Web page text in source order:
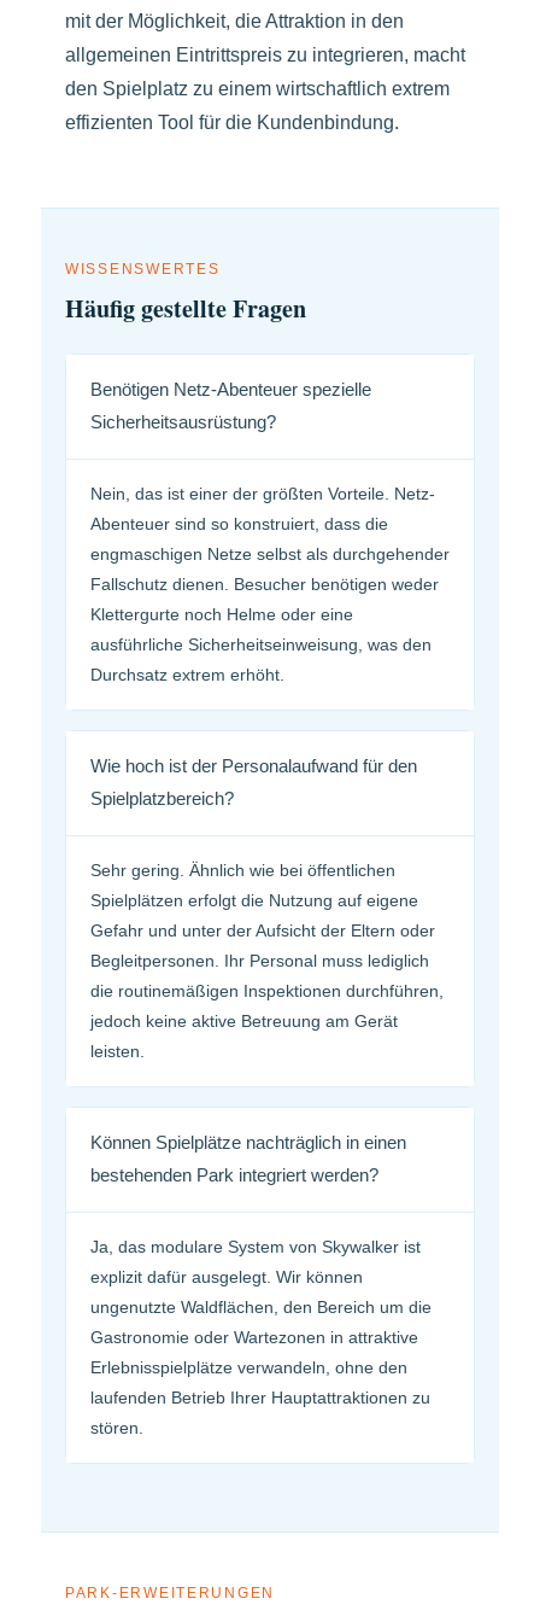
mit der Möglichkeit, die Attraktion in den
allgemeinen Eintrittspreis zu integrieren, macht
den Spielplatz zu einem wirtschaftlich extrem
effizienten Tool für die Kundenbindung.
WISSENSWERTES
Häufig gestellte Fragen
Benötigen Netz-Abenteuer spezielle
Sicherheitsausrüstung?
Nein, das ist einer der größten Vorteile. Netz-
Abenteuer sind so konstruiert, dass die
engmaschigen Netze selbst als durchgehender
Fallschutz dienen. Besucher benötigen weder
Klettergurte noch Helme oder eine
ausführliche Sicherheitseinweisung, was den
Durchsatz extrem erhöht.
Wie hoch ist der Personalaufwand für den
Spielplatzbereich?
Sehr gering. Ähnlich wie bei öffentlichen
Spielplätzen erfolgt die Nutzung auf eigene
Gefahr und unter der Aufsicht der Eltern oder
Begleitpersonen. Ihr Personal muss lediglich
die routinemäßigen Inspektionen durchführen,
jedoch keine aktive Betreuung am Gerät
leisten.
Können Spielplätze nachträglich in einen
bestehenden Park integriert werden?
Ja, das modulare System von Skywalker ist
explizit dafür ausgelegt. Wir können
ungenutzte Waldflächen, den Bereich um die
Gastronomie oder Wartezonen in attraktive
Erlebnisspielplätze verwandeln, ohne den
laufenden Betrieb Ihrer Hauptattraktionen zu
stören.
PARK-ERWEITERUNGEN